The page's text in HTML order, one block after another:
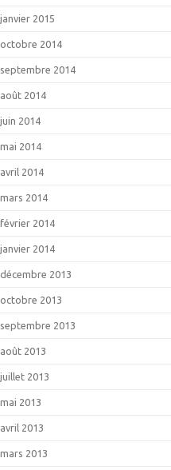
janvier 2015
octobre 2014
septembre 2014
août 2014
juin 2014
mai 2014
avril 2014
mars 2014
février 2014
janvier 2014
décembre 2013
octobre 2013
septembre 2013
août 2013
juillet 2013
mai 2013
avril 2013
mars 2013